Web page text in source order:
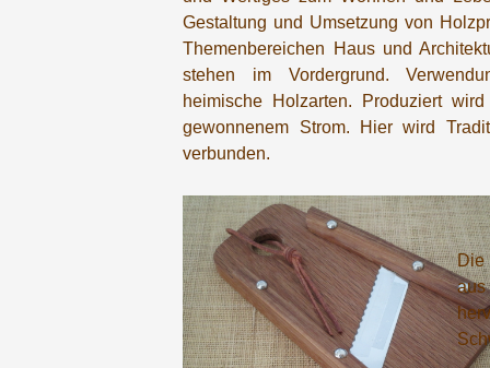
Gestaltung und Umsetzung von
Themenbereichen Haus und
stehen im Vordergrund.
heimische Holzarten. Produziert
gewonnenem Strom. Hier wird
verbunden.
Die